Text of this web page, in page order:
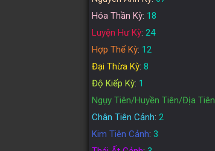
Hóa Thần Kỳ: 18
Luyện Hư Kỳ: 24
Hợp Thể Kỳ: 12
Đại Thừa Kỳ: 8
Độ Kiếp Kỳ: 1
Ngụy Tiên/Huyền Tiên/Địa Tiên
Chân Tiên Cảnh: 2
Kim Tiên Cảnh: 3